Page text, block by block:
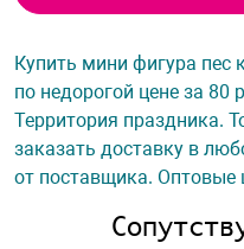
Купить мини фигура пес
по недорогой цене за 80
Территория праздника.
заказать доставку в
от поставщика. Оптовые